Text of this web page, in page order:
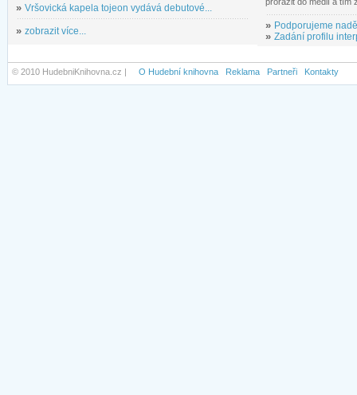
» Vršovická kapela tojeon vydává debutové...
» zobrazit více... » Podporujeme
» Zadání profilu
© 2010 HudebniKnihovna.cz | O Hudební knihovna Reklama Partneři Kontakty